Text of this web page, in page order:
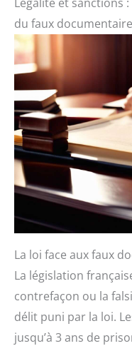
du faux documentaire
La loi face aux faux
La législation
contrefaçon ou la
délit puni par la loi.
jusqu’à 3 ans de